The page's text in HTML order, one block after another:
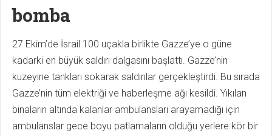
bomba
27 Ekim’de İsrail 100 uçakla birlikte Gazze’ye o güne
kadarki en büyük saldırı dalgasını başlattı. Gazze’nin
kuzeyine tankları sokarak saldırılar gerçekleştirdi. Bu sırada
Gazze’nin tüm elektriği ve haberleşme ağı kesildi. Yıkılan
binaların altında kalanlar ambulansları arayamadığı için
ambulanslar gece boyu patlamaların olduğu yerlere kör bir